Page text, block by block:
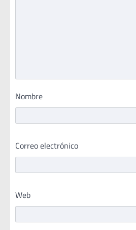
Nombre
Correo electrónico
Web